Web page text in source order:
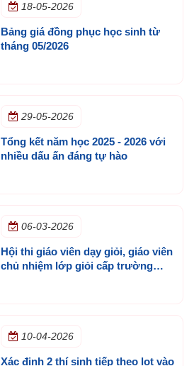
18-05-2026
Bảng giá đồng phục học sinh từ
tháng 05/2026
29-05-2026
Tổng kết năm học 2025 - 2026 với
nhiều dấu ấn đáng tự hào
06-03-2026
Hội thi giáo viên dạy giỏi, giáo viên
chủ nhiệm lớp giỏi cấp trường
10-04-2026
Xác định 2 thí sinh tiếp theo lọt vào